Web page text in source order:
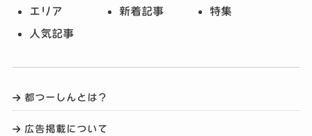
エリア 新着記事 特集
人気記事
都つーしんとは？
広告掲載について